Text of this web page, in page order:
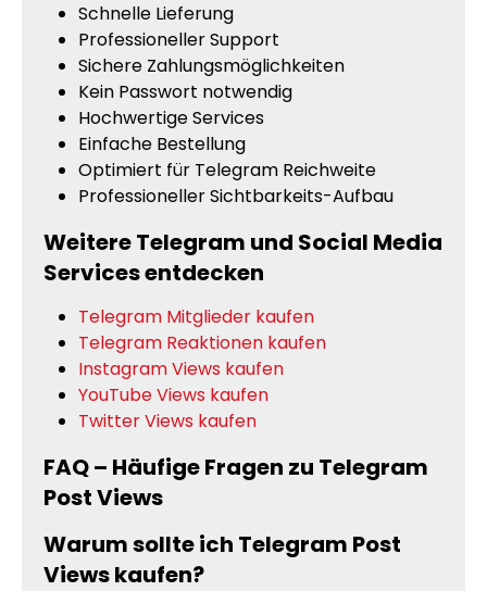
Schnelle Lieferung
Professioneller Support
Sichere Zahlungsmöglichkeiten
Kein Passwort notwendig
Hochwertige Services
Einfache Bestellung
Optimiert für Telegram Reichweite
Professioneller Sichtbarkeits-Aufbau
Weitere Telegram und Social Media
Services entdecken
Telegram Mitglieder kaufen
Telegram Reaktionen kaufen
Instagram Views kaufen
YouTube Views kaufen
Twitter Views kaufen
FAQ – Häufige Fragen zu Telegram
Post Views
Warum sollte ich Telegram Post
Views kaufen?